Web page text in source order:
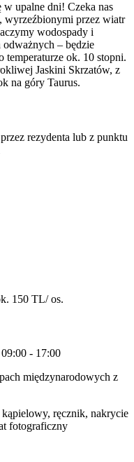
upalne dni! Czeka nas
wyrzeźbionymi przez wiatr
wodospady i
– będzie
ok. 10 stopni.
Jaskini Skrzatów, z
na góry Taurus.
rezydenta lub z punktu
150 TL/ os.
- 17:00
międzynarodowych z
ręcznik, nakrycie
fotograficzny